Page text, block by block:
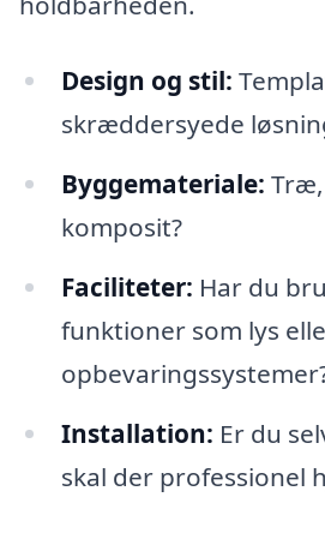
Design og stil:
skræddersyede
Byggemateriale:
komposit?
Faciliteter: Har du
funktioner som lys
Installation: Er du
skal der professionel